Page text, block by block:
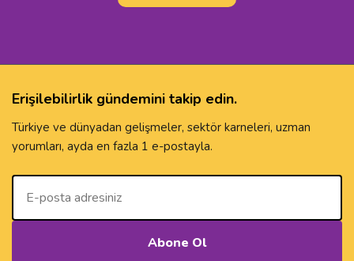
Erişilebilirlik gündemini takip edin.
Türkiye ve dünyadan gelişmeler, sektör karneleri, uzman
yorumları, ayda en fazla 1 e-postayla.
E-Posta